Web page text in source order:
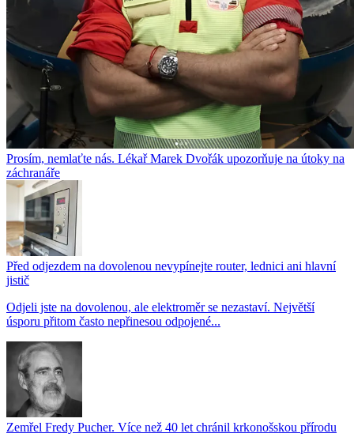
Prosím, nemlaťte nás. Lékař Marek Dvořák upozorňuje na útoky na
záchranáře
Před odjezdem na dovolenou nevypínejte router, lednici ani hlavní
jistič
Odjeli jste na dovolenou, ale elektroměr se nezastaví. Největší
úsporu přitom často nepřinesou odpojené...
Zemřel Fredy Pucher. Více než 40 let chránil krkonošskou přírodu